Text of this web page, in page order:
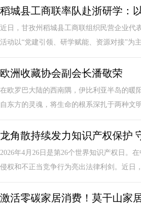
稻城县工商联率队赴浙研学：
近日，甘孜州稻城县工商联组织民营企业代
活动以“党建引领、研学赋能、资源对接”为
欧洲收藏协会副会长潘敬荣
在欧罗巴大陆的西南隅，伊比利亚半岛的暖
自东方的灵魂，将生命的根系深扎于两种文
龙角散持续发力知识产权保护
2026年4月26日是第26个世界知识产权日。
侵权和不正当竞争行为亮出法律利剑。近日
激活零碳家居消费！莫干山家